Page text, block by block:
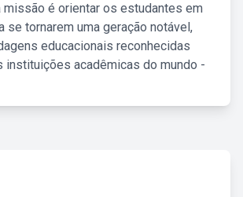
missão é orientar os estudantes em
se tornarem uma geração notável,
educacionais reconhecidas
instituições acadêmicas do mundo -